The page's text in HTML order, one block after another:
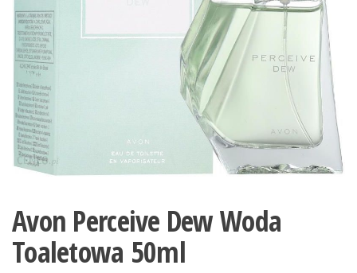
Avon Perceive Dew Woda
Toaletowa 50ml